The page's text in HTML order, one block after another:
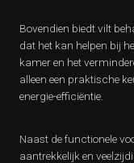
Bovendien biedt vilt
dat het kan helpen bij
kamer en het
alleen een praktische
energie-efficiëntie.
Naast de functionele
aantrekkelijk en